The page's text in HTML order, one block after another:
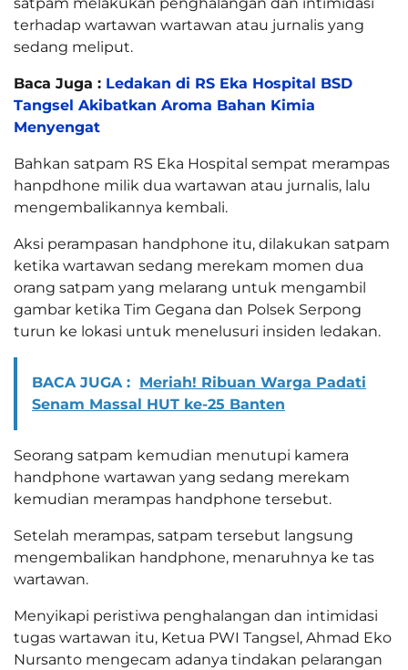
terhadap wartawan wartawan atau jurnalis yang
sedang meliput.
Baca Juga : Ledakan di RS Eka Hospital BSD
Tangsel Akibatkan Aroma Bahan Kimia
Menyengat
Bahkan satpam RS Eka Hospital sempat merampas
hanpdhone milik dua wartawan atau jurnalis, lalu
mengembalikannya kembali.
Aksi perampasan handphone itu, dilakukan satpam
ketika wartawan sedang merekam momen dua
orang satpam yang melarang untuk mengambil
gambar ketika Tim Gegana dan Polsek Serpong
turun ke lokasi untuk menelusuri insiden ledakan.
BACA JUGA : Meriah! Ribuan Warga Padati
Senam Massal HUT ke-25 Banten
Seorang satpam kemudian menutupi kamera
handphone wartawan yang sedang merekam
kemudian merampas handphone tersebut.
Setelah merampas, satpam tersebut langsung
mengembalikan handphone, menaruhnya ke tas
wartawan.
Menyikapi peristiwa penghalangan dan intimidasi
tugas wartawan itu, Ketua PWI Tangsel, Ahmad Eko
Nursanto mengecam adanya tindakan pelarangan